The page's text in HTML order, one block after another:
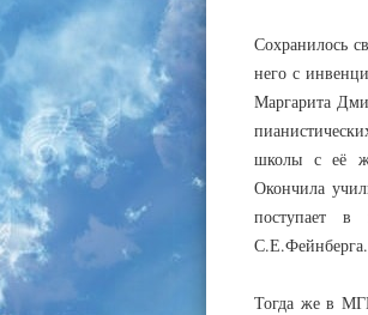
Сохранилось
него с
Маргарита
школы с её
Окончила
поступает в
С.Е.Фейнберга.
Тогда же в